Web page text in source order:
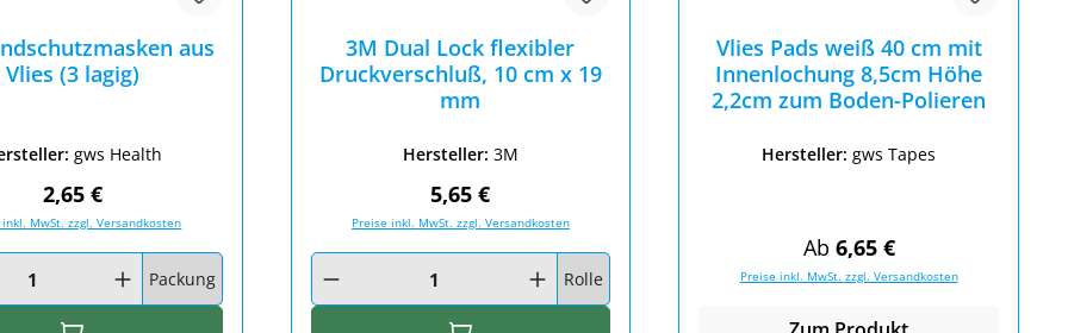
aus
Vlies (3 lagig)
gws Health
Regulärer Preis:
2,65 €
inkl. MwSt. zzgl. Versandkosten
Gib den gewünschten Wert ein oder benutze die Schaltflächen um die Anzahl zu erhöhen oder zu reduzieren.
Packung
3M Dual Lock flexibler
Druckverschluß, 10 cm x 19
mm
Hersteller: 3M
Regulärer Preis:
5,65 €
Preise inkl. MwSt. zzgl. Versandkosten
Produkt Anzahl: Gib den gewünschten Wert ein oder benutze die Schaltflächen um die
Rolle
Vlies Pads weiß 40 cm mit
Innenlochung 8,5cm Höhe
2,2cm zum Boden-Polieren
Hersteller:gws Tapes
Regulärer Preis:
Ab 6,65 €
Preise inkl. MwSt. zzgl. Versandkosten